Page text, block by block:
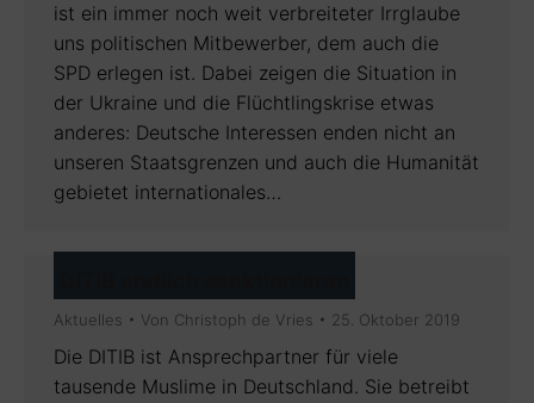
ist ein immer noch weit verbreiteter Irrglaube
uns politischen Mitbewerber, dem auch die
SPD erlegen ist. Dabei zeigen die Situation in
der Ukraine und die Flüchtlingskrise etwas
anderes: Deutsche Interessen enden nicht an
unseren Staatsgrenzen und auch die Humanität
gebietet internationales…
Aktuelles Von Christoph de Vries 25. Oktober 2019
Die DITIB ist Ansprechpartner für viele
tausende Muslime in Deutschland. Sie betreibt